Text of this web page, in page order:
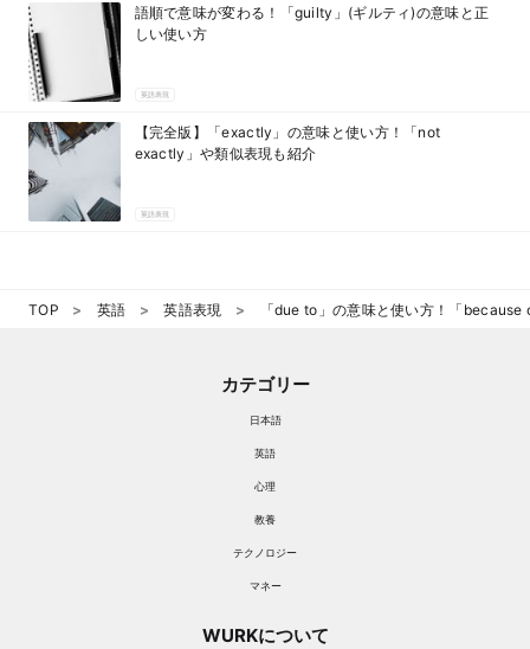
語順で意味が変わる！「guilty」(ギルティ)の意味と正
しい使い方
英語表現
【完全版】「exactly」の意味と使い方！「not
exactly」や類似表現も紹介
英語表現
TOP 英語 英語表現 「due to」の意味と使い方！「
カテゴリー
日本語
英語
心理
教養
テクノロジー
マネー
WURKについて